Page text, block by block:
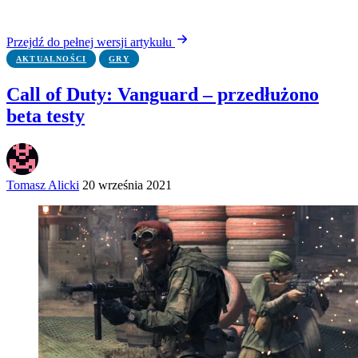
Przejdź do pełnej wersji artykułu
AKTUALNOŚCI GRY
Call of Duty: Vanguard – przedłużono
beta testy
Tomasz Alicki 20 września 2021